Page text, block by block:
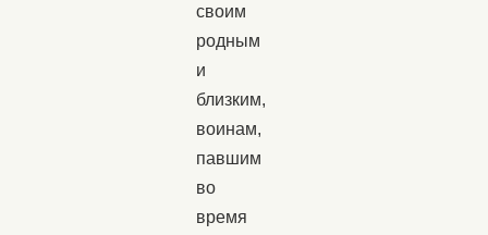
своим
родным
и
близким,
воинам,
павшим
во
время